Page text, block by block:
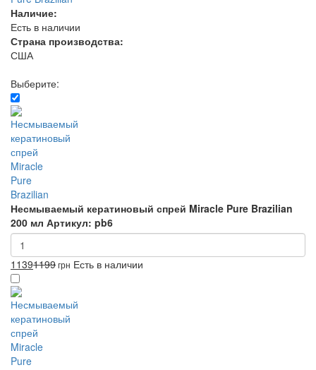
Наличие:
Есть в наличии
Страна производства:
США
Выберите:
Несмываемый кератиновый спрей Miracle Pure Brazilian
200 мл Артикул: pb6
11391199грн Есть в наличии